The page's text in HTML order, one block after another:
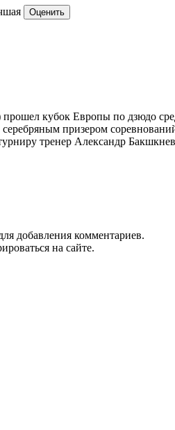
кубок Европы по дзюдо
призером
тренер Александр Бакшкнев
добавления комментариев.
на сайте.